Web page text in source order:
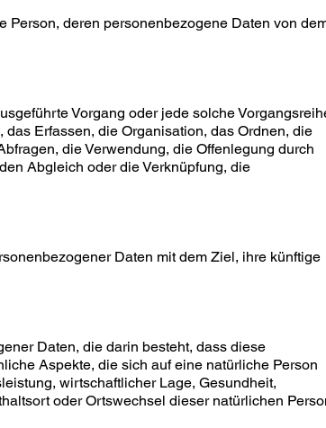
Person, deren personenbezogene Daten von
Vorgang oder jede solche
Erfassen, die Organisation, das Ordnen, die
die Verwendung, die Offenlegung durch
Abgleich oder die Verknüpfung, die
Daten mit dem Ziel, ihre künftige
Daten, die darin besteht, dass diese
Aspekte, die sich auf eine natürliche Person
wirtschaftlicher Lage, Gesundheit,
oder Ortswechsel dieser natürlichen